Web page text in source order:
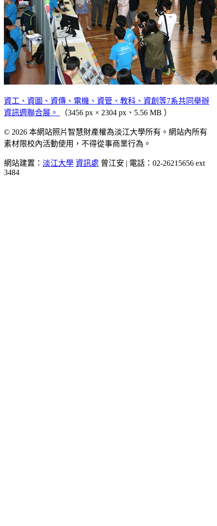
資工、資圖、資傳、電機、資管、教科、資創等7系共同舉辦
資訊週聯合展。
（3456 px × 2304 px、5.56 MB ）
© 2026 本網站照片智慧財產權為淡江大學所有。網站內所有
素材限校內活動使用，不得從事商業行為。
網站建置： 淡江大學 資訊處 曾江安 | 電話：02-26215656 ext
3484